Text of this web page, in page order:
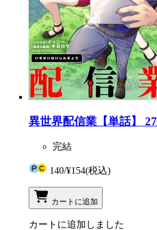
異世界配信業【単話】 27
完結
140/¥154(税込)
カートに追加
カートに追加しました